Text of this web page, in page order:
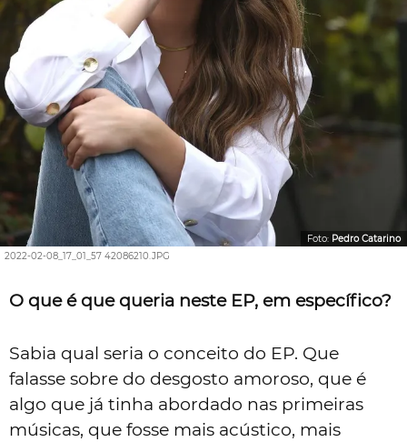
2022-02-08_17_01_57 42086210.JPG
Foto: Pedro Catarino
O que é que queria neste EP, em específico?
Sabia qual seria o conceito do EP. Que
falasse sobre do desgosto amoroso, que é
algo que já tinha abordado nas primeiras
músicas, que fosse mais acústico, mais